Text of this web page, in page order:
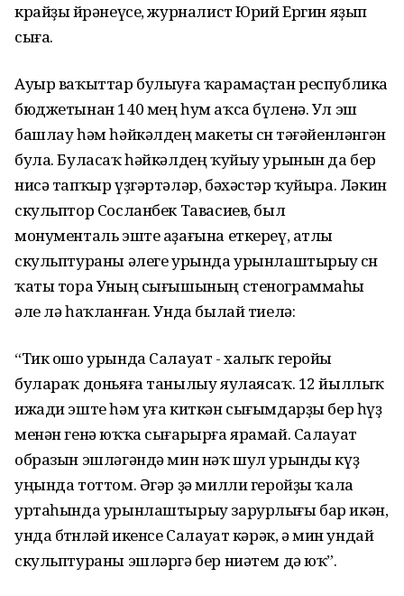
крайҙы өйрәнеүсе, журналист Юрий Ергин яҙып
сыға.
Ауыр ваҡыттар булыуға ҡарамаҫтан республика
бюджетынан 140 мең һум аҡса бүленә. Ул эш
башлау һәм һәйкәлдең макеты өсөн тәғәйенләнгән
була. Буласаҡ һәйкәлдең ҡуйыу урынын да бер
нисә тапҡыр үҙгәртәләр, бәхәстәр ҡуйыра. Ләкин
скульптор Сосланбек Тавасиев, был
монументаль эште аҙағына еткереү, атлы
скульптураны әлеге урында урынлаштырыу өсөн
ҡаты тора Уның сығышының стенограммаһы
әле лә һаҡланған. Унда былай тиелә:
“Тик ошо урында Салауат - халыҡ геройы
булараҡ доньяға танылыу яулаясаҡ. 12 йыллыҡ
ижади эште һәм уға киткән сығымдарҙы бер һүҙ
менән генә юҡҡа сығарырға ярамай. Салауат
образын эшләгәндә мин нәҡ шул урынды күҙ
уңында тоттом. Әгәр ҙә милли геройҙы ҡала
уртаһында урынлаштырыу зарурлығы бар икән,
унда бөтөнләй икенсе Салауат кәрәк, ә мин ундай
скульптураны эшләргә бер ниәтем дә юҡ”.